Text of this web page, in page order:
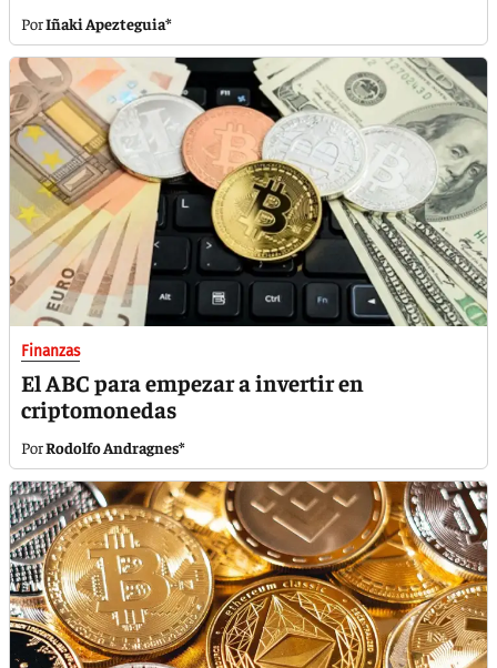
Iñaki Apezteguia*
Finanzas
El ABC para empezar a invertir en
criptomonedas
Rodolfo Andragnes*